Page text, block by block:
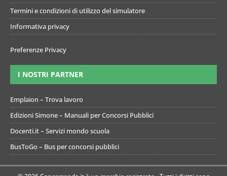
Termini e condizioni di utilizzo del simulatore
Informativa privacy
Preferenze Privacy
I NOSTRI PARTNER
Emplaion – Trova lavoro
Edizioni Simone – Manuali per Concorsi Pubblici
Docenti.it – Servizi mondo scuola
BusToGo – Bus per concorsi pubblici